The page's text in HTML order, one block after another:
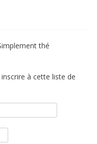
thé
à cette liste de